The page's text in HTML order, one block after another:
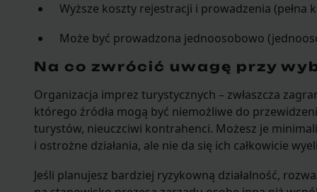
Wyższe koszty rejestracji i prowadzenia (pełna
Może być prowadzona jednoosobowo
Na co zwrócić uwagę przy
Organizacja imprez turystycznych – zwłaszcza
którego źródła mogą być niemożliwe do
turystów, nieuczciwi kontrahenci. Możesz je
i ostrożne działania, ale nie da się ich całkowicie
Jeśli planujesz bardziej ryzykowną działalność,